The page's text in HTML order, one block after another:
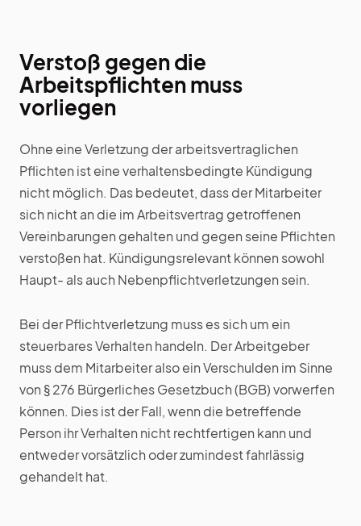
Verstoß gegen die
Arbeitspflichten muss
vorliegen
Ohne eine Verletzung der arbeitsvertraglichen
Pflichten ist eine verhaltensbedingte Kündigung
nicht möglich. Das bedeutet, dass der Mitarbeiter
sich nicht an die im Arbeitsvertrag getroffenen
Vereinbarungen gehalten und gegen seine Pflichten
verstoßen hat. Kündigungsrelevant können sowohl
Haupt- als auch Nebenpflichtverletzungen sein.
Bei der Pflichtverletzung muss es sich um ein
steuerbares Verhalten handeln. Der Arbeitgeber
muss dem Mitarbeiter also ein Verschulden im Sinne
von § 276 Bürgerliches Gesetzbuch (BGB) vorwerfen
können. Dies ist der Fall, wenn die betreffende
Person ihr Verhalten nicht rechtfertigen kann und
entweder vorsätzlich oder zumindest fahrlässig
gehandelt hat.